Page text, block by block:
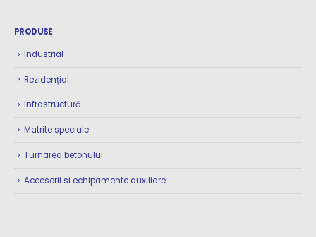
PRODUSE
Industrial
Rezidențial
Infrastructură
Matrite speciale
Turnarea betonului
Accesorii si echipamente auxiliare